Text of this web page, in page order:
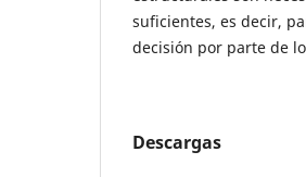
suficientes, es decir,
decisión por parte de
Descargas